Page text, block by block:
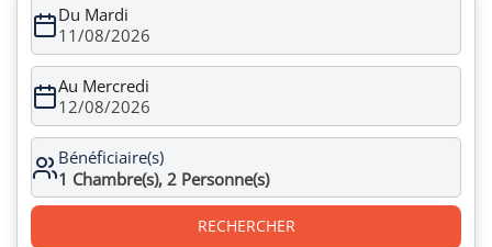
Du Mardi
11/08/2026
Au Mercredi
12/08/2026
Bénéficiaire(s)
1 Chambre(s), 2 Personne(s)
RECHERCHER